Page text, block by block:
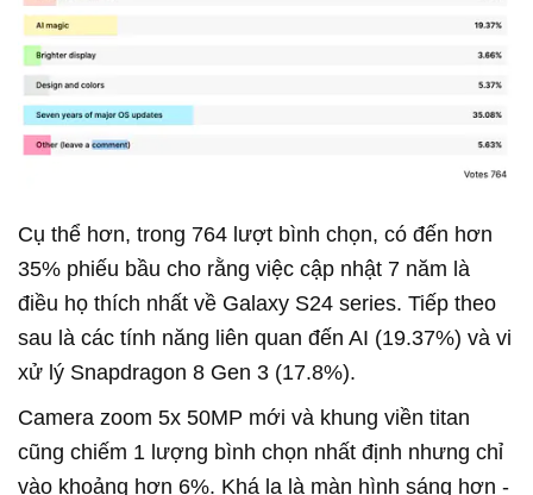
Cụ thể hơn, trong 764 lượt bình chọn, có đến hơn
35% phiếu bầu cho rằng việc cập nhật 7 năm là
điều họ thích nhất về Galaxy S24 series. Tiếp theo
sau là các tính năng liên quan đến AI (19.37%) và vi
xử lý Snapdragon 8 Gen 3 (17.8%).
Camera zoom 5x 50MP mới và khung viền titan
cũng chiếm 1 lượng bình chọn nhất định nhưng chỉ
vào khoảng hơn 6%. Khá lạ là màn hình sáng hơn -